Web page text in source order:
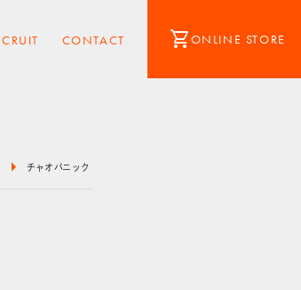
CONTACT shopping_cartONLINE STORE
arrow_right チャオパニック